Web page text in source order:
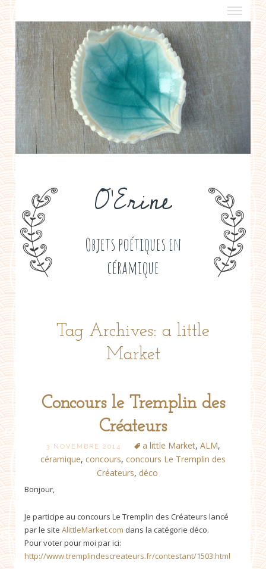
O'Erine
Objets poétiques en
céramique
a propos
boutiques de créateurs
contact
politique de confidentialité
Tag Archives: a little
Market
Concours le Tremplin des
Créateurs
3 NOVEMBRE 2014 a little Market, ALM,
céramique, concours, concours Le Tremplin des
Créateurs, déco
Bonjour,
Je participe au concours Le Tremplin des Créateurs lancé
par le site AlittleMarket.com dans la catégorie déco.
Pour voter pour moi par ici:
http://www.tremplindescreateurs.fr/contestant/1503.html